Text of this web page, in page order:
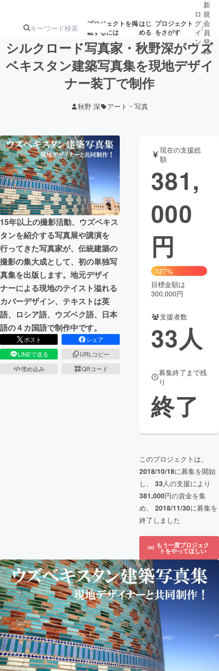
プロジェクトを掲
載するには
はじ
める
プロジェクト
をさがす
注目のリ 注目の新着プロ募集終了が近いプ
テクノロジー・ガジェット
映像・映画 書籍・雑誌
ビジネス・起業 チャレンジ
まちづくり・地域活性化
CAMPFIRE for Social Good
CAMPFIRE Creation
CAMPFIREふるさと納税
コミュニティ
ロ
グ
イ
ン
/
新
規
会
員
登
録
シルクロード写真家・秋野深がウズ
ベキスタン建築写真集を現地デザイ
ナー装丁で制作
秋野 深 アート・写真
15年以上の撮影活動、ウズベキス
タンを紹介する写真展や講演を
行ってきた写真家が、伝統建築の
撮影の集大成として、初の単独写
真集を出版します。地元デザイ
ナーによる現地のテイスト溢れる
カバーデザイン、テキストは英
語、ロシア語、ウズベク語、日本
語の４カ国語で制作中です。
ポスト
シェア
LINEで送る
URLコピー
埋め込み
QRコード
現在の支援総
額
381,
000
円
127%
目標金額は
300,000円
支援者数
33人
募集終了まで残
り
終了
このプロジェクトは、
2018/10/18に募集を開始
し、 33人の支援により
381,000円の資金を集
め、 2018/11/30に募集を
終了しました
もう一度プロジェク
トをやってほしい